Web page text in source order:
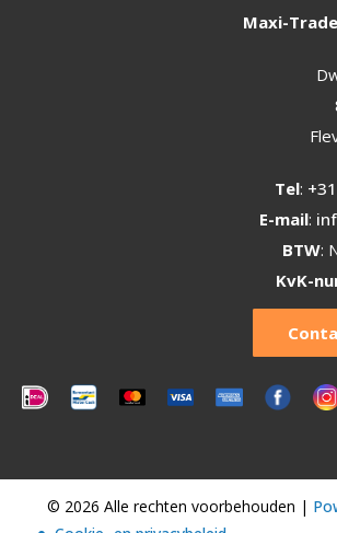
Maxi-
Tel:
E-mail:
BTW:
KvK-
© 2026 Alle rechten voorbehouden |